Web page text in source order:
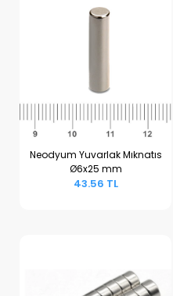
Sepete Ekle
Neodyum Yuvarlak Mıknatıs
Ø6x25 mm
43.56 TL